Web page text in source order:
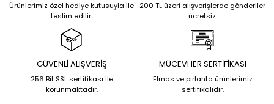
Ürünlerimiz özel hediye kutusuyla ile
teslim edilir.
200 TL üzeri alışverişlerde gönderiler
ücretsiz.
GÜVENLİ ALIŞVERİŞ
256 Bit SSL sertifikası ile
korunmaktadır.
MÜCEVHER SERTİFİKASI
Elmas ve pırlanta ürünlerimiz
sertifikalıdır.